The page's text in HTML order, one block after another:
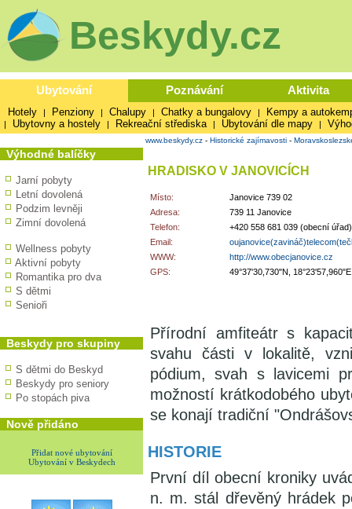
Beskydy.cz
Ubytování Poznávání Aktivita
Hotely | Penziony | Chalupy | Chatky a bungalovy | Kempy a
| Ubytovny a hostely | Rekreační střediska | Ubytování dle mapy |
Výhodné balíčky
Jarní pobyty
Letní dovolená
Podzim levněji
Zimní dovolená
Wellness pobyty
Aktivní pobyty
Romantika pro dva
S dětmi
Senioři
Beskydy pro skupiny
S dětmi do Beskyd
Beskydy pro seniory
Po stopách piva
Nově přidáno
Přidat nové ubytování
Ubytování v Beskydech
www.beskydy.cz - Historické zajímavosti -
HRADISKO V JANOVICÍCH
Místo:
Janovice 739 02
Adresa:
739 11 Janovice
Telefon:
+420 558 681 039 (obecní úřad)
Email:
WWW:
http://www.obecjanovice.cz
GPS:
49°37'30,730"N, 18°23'57,960"E
Přírodní amfiteátr s
svahu části v lokalitě,
pódium, svah s lavicemi
možností krátkodobého
se konají tradiční
HISTORIE
První díl obecní kroniky
n. m. stál dřevěný hrádek